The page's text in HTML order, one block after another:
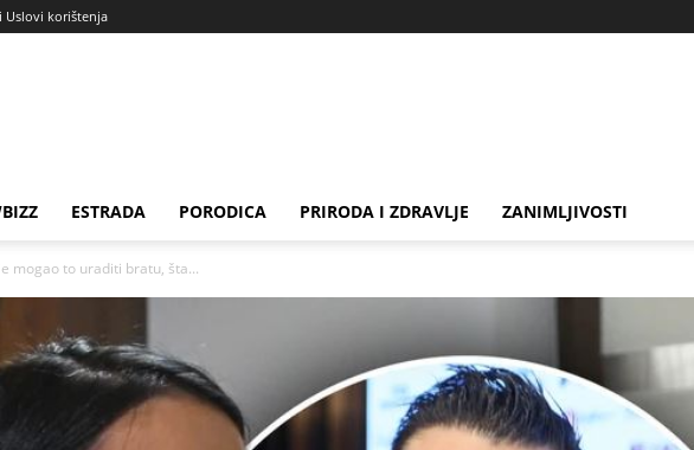
Uslovi korištenja
ESTRADA PORODICA PRIRODA I ZDRAVLJE ZANIMLJIVOSTI
mogao to uraditi bratu, šta...